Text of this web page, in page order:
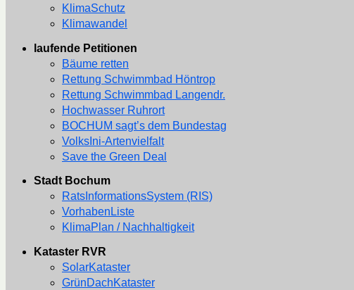
KlimaSchutz
Klimawandel
laufende Petitionen
Bäume retten
Rettung Schwimmbad Höntrop
Rettung Schwimmbad Langendr.
Hochwasser Ruhrort
BOCHUM sagt’s dem Bundestag
VolksIni-Artenvielfalt
Save the Green Deal
Stadt Bochum
RatsInformationsSystem (RIS)
VorhabenListe
KlimaPlan / Nachhaltigkeit
Kataster RVR
SolarKataster
GrünDachKataster